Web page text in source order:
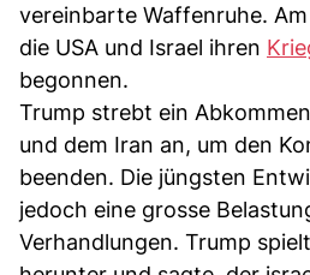
vereinbarte Waffenruhe.
die USA und Israel ihren
begonnen.
Trump strebt ein
und dem Iran an, um den
beenden. Die jüngsten
jedoch eine grosse
Verhandlungen. Trump